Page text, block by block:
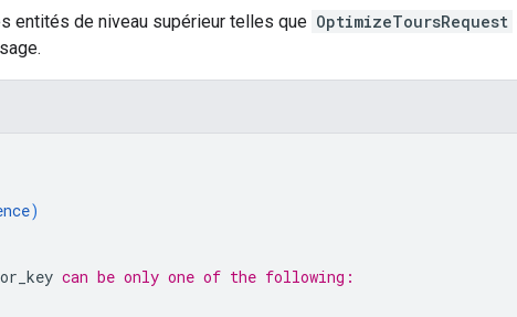
entités de niveau supérieur telles que OptimizeToursRequest
)
can be only one of the following: